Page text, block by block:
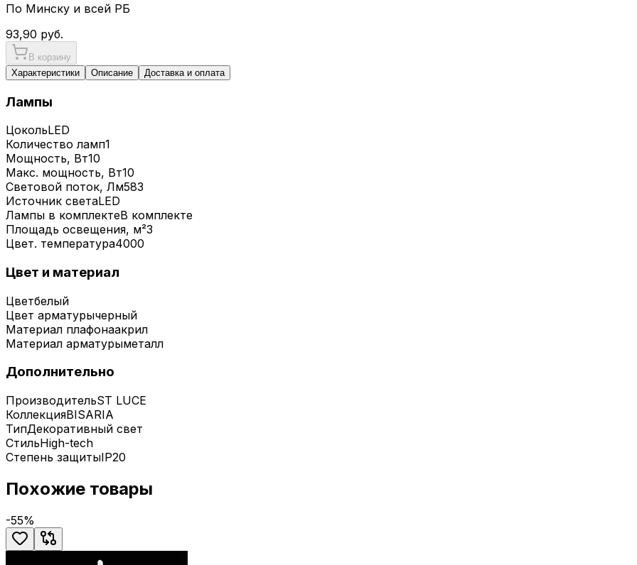
По Минску и всей РБ
93,90 руб.
В корзину
Характеристики
Описание Доставка и оплата
Лампы
ЦокольLED
Количество ламп1
Мощность, Вт10
Макс. мощность, Вт10
Световой поток, Лм583
Источник светаLED
Лампы в комплектеВ комплекте
Площадь освещения, м²3
Цвет. температура4000
Цвет и материал
Цветбелый
Цвет арматурычерный
Материал плафонаакрил
Материал арматурыметалл
Дополнительно
ПроизводительST LUCE
КоллекцияBISARIA
ТипДекоративный свет
СтильHigh-tech
Степень защитыIP20
Похожие товары
-55%